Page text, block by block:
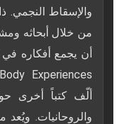
والإسقاط النجمي.
من خلال أبحاثه
ألّف كتباً أخرى
والروحانيات. ويُعد